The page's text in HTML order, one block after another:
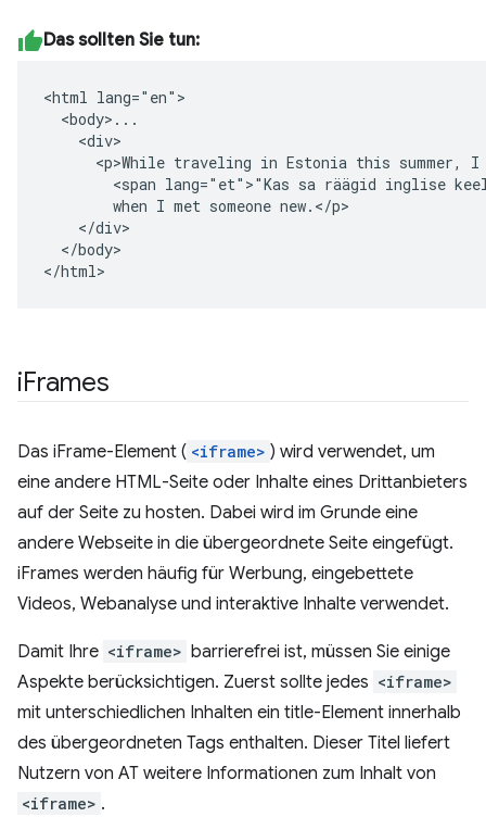
Das sollten Sie tun:
<html lang="en">
  <body>...
    <div>
<p>While traveling in Estonia this summer, I
<span lang="et">"Kas sa räägid inglise
        when I met someone new.</p>
    </div>
  </body>
</html>
iFrames
Das iFrame-Element ( <iframe> ) wird verwendet, um
eine andere HTML-Seite oder Inhalte eines Drittanbieters
auf der Seite zu hosten. Dabei wird im Grunde eine
andere Webseite in die übergeordnete Seite eingefügt.
iFrames werden häufig für Werbung, eingebettete
Videos, Webanalyse und interaktive Inhalte verwendet.
Damit Ihre <iframe> barrierefrei ist, müssen Sie einige
Aspekte berücksichtigen. Zuerst sollte jedes <iframe>
mit unterschiedlichen Inhalten ein title-Element innerhalb
des übergeordneten Tags enthalten. Dieser Titel liefert
Nutzern von AT weitere Informationen zum Inhalt von
<iframe> .